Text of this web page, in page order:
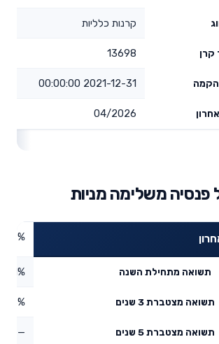
קרנות כלליות
קרן 13698
הקמה 2021-12-31 00:00:00
04/2026
פנסיה משלימה מניות
תשואה מתחילת השנה
תשואה מצטברת 3 שנים
תשואה מצטברת 5 שנים —